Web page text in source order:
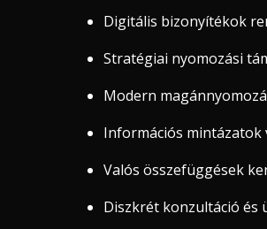
Digitális bizonyítékok
Stratégiai nyomozási
Modern
Információs mintázatok
Valós összefüggések
Diszkrét konzultáció és